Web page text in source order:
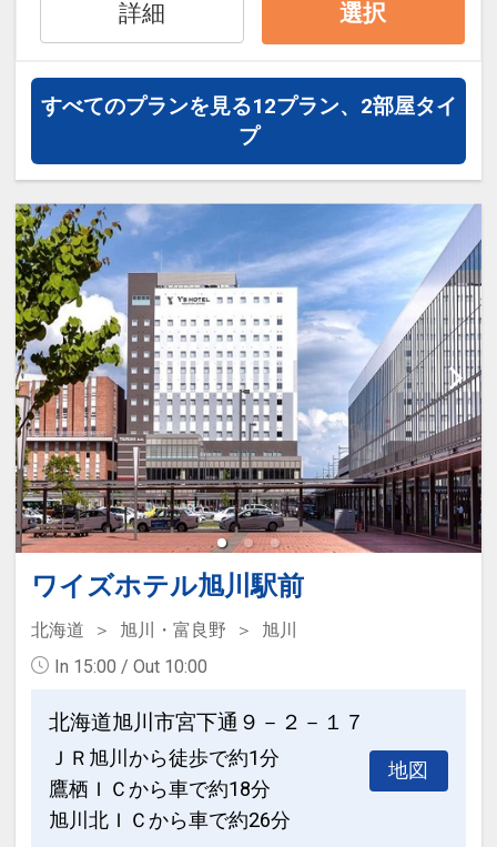
詳細 選択
すべてのプランを見る12プラン、2部屋タイ
プ
ワイズホテル旭川駅前
北海道 旭川・富良野
旭川
In 15:00 / Out 10:00
北海道旭川市宮下通９－２－１７
ＪＲ旭川から徒歩で約1分
鷹栖ＩＣから車で約18分
旭川北ＩＣから車で約26分
地図